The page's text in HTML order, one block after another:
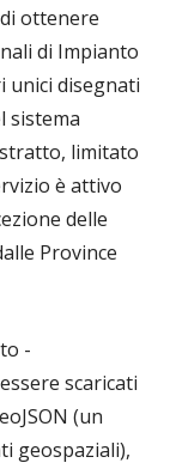
ottenere
di Impianto
unici disegnati
sistema
limitato
è attivo
delle
Province
-
scaricati
(un
geospaziali),